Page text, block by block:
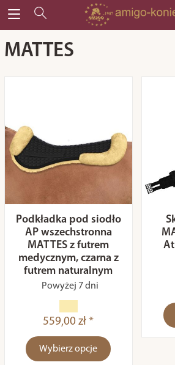
MATTES
Podkładka pod siodło
AP wszechstronna
MATTES z futrem
medycznym, czarna z
futrem naturalnym
Powyżej 7 dni
559,00 zł *
Wybierz opcje